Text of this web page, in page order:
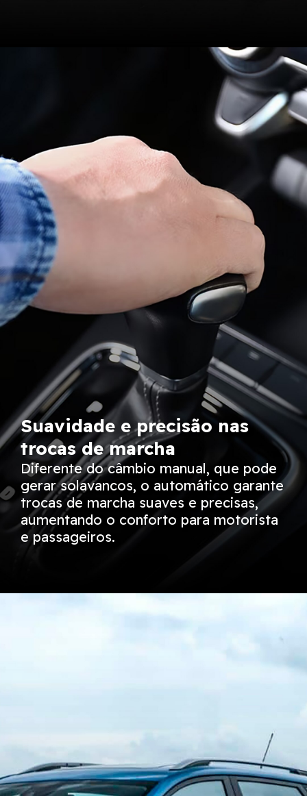
Suavidade e precisão nas
trocas de marcha
Diferente do câmbio manual, que pode
gerar solavancos, o automático garante
trocas de marcha suaves e precisas,
aumentando o conforto para motorista
e passageiros.